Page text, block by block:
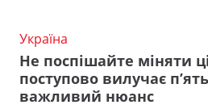
Україна
Не поспішайте міняти
поступово вилучає
важливий нюанс